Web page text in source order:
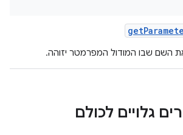
get
השם שבו המודול המפרמטר יזוהה.
גלויים לכולם